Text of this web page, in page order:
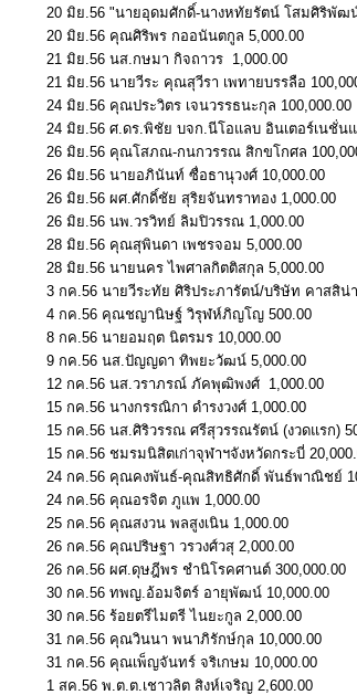
20 มิย.56 "นายอุดมศักดิ์-นางหทัยรัตน์ โสมศิริพัฒน์
20 มิย.56 คุณศิริพร กออนันตกูล 5,000.00
21 มิย.56 นส.กษมา กิจถาวร 1,000.00
21 มิย.56 นายวีระ คุณสุวีรา เพทายบรรลือ
24 มิย.56 คุณประวิตร เจนวรรธนะกุล 100,000.00
24 มิย.56 ศ.ดร.พิชัย บจก.นีโอแลบ อินเตอร์เนชั่น
26 มิย.56 คุณโสภณ-กนกวรรณ สิกขโกศล
26 มิย.56 นายอภินันท์ ซื่อธานุวงศ์ 10,000.00
26 มิย.56 ผศ.ศักดิ์ชัย สุริยจันทราทอง 1,000.00
26 มิย.56 นพ.วรวิทย์ ลิมปิวรรณ 1,000.00
28 มิย.56 คุณสุพินดา เพชรจอม 5,000.00
28 มิย.56 นายนคร ไพศาลกิตติสกุล 5,000.00
3 กค.56 นายวีระทัย ศิริประภารัตน์/บริษัท คาสสิน่
4 กค.56 คุณชญานิษฐ์ วิรุฬห์ภิญโญ 500.00
8 กค.56 นายอมฤต นิตรมร 10,000.00
9 กค.56 นส.ปัญญดา ทิพยะวัฒน์ 5,000.00
12 กค.56 นส.วราภรณ์ ภัคพุฒิพงศ์ 1,000.00
15 กค.56 นางกรรณิกา ดำรงวงศ์ 1,000.00
15 กค.56 นส.ศิริวรรณ ศรีสุวรรณรัตน์ (งวดแรก)
15 กค.56 ชมรมนิสิตเก่าจุฬาฯจังหวัดกระบี่
24 กค.56 คุณคงพันธ์-คุณสิทธิศักดิ์ พันธ์พาณิชย์
24 กค.56 คุณอรจิต ภูแพ 1,000.00
25 กค.56 คุณสงวน พลสูงเนิน 1,000.00
26 กค.56 คุณปริษฐา วรวงศ์วสุ 2,000.00
26 กค.56 ผศ.ดุษฎีพร ชำนิโรคศานต์ 300,000.00
30 กค.56 ทพญ.อ้อมจิตร์ อายุพัฒน์ 10,000.00
30 กค.56 ร้อยตรีไมตรี ไนยะกูล 2,000.00
31 กค.56 คุณวินนา พนาภิรักษ์กุล 10,000.00
31 กค.56 คุณเพ็ญจันทร์ จริเกษม 10,000.00
1 สค.56 พ.ต.ต.เชาวลิต สิงห์เจริญ 2,600.00